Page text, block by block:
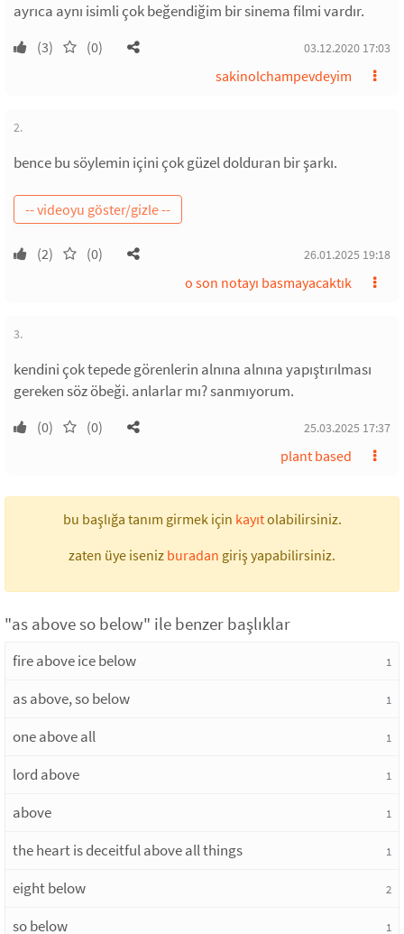
ayrıca aynı isimli çok beğendiğim bir sinema filmi vardır.
(3) (0) 03.12.2020 17:03
sakinolchampevdeyim
2.
bence bu söylemin içini çok güzel dolduran bir şarkı.
(2) (0) 26.01.2025 19:18
o son notayı basmayacaktık
3.
kendini çok tepede görenlerin alnına alnına yapıştırılması
gereken söz öbeği. anlarlar mı? sanmıyorum.
(0) (0) 25.03.2025 17:37
plant based
bu başlığa tanım girmek için kayıtolabilirsiniz.
zaten üye iseniz buradan giriş yapabilirsiniz.
"as above so below" ile benzer başlıklar
fire above ice below 1
as above, so below 1
one above all 1
lord above 1
above 1
the heart is deceitful above all things 1
eight below 2
so below 1